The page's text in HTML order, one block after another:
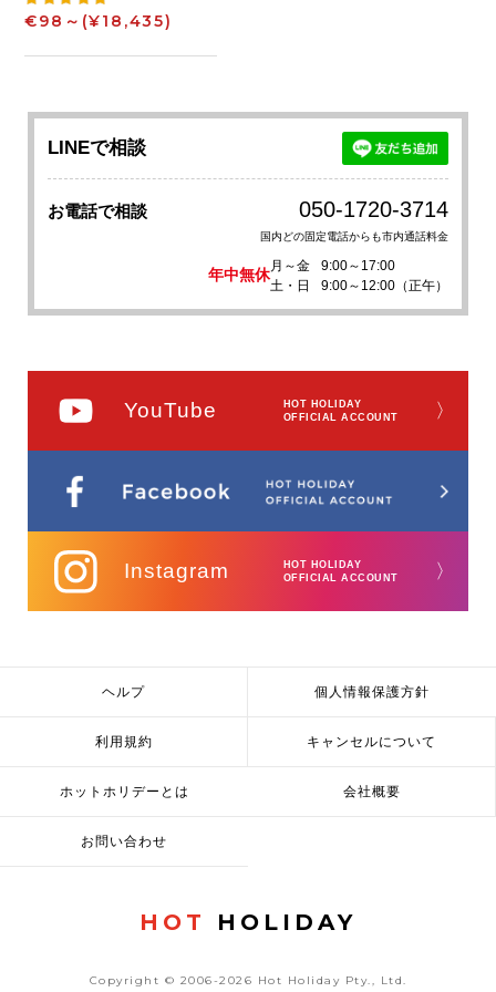
€98～ (¥18,435)
LINEで相談
お電話で相談 050-1720-3714
国内どの固定電話からも市内通話料金
年中無休
月～金
9:00～17:00
土・日
9:00～12:00（正午）
YouTube
HOT HOLIDAY
OFFICIAL ACCOUNT
〉
Instagram
HOT HOLIDAY
OFFICIAL ACCOUNT
〉
ヘルプ 個人情報保護方針
利用規約 キャンセルについて
ホットホリデーとは 会社概要
お問い合わせ
HOT HOLIDAY
Copyright © 2006-2026 Hot Holiday Pty., Ltd.